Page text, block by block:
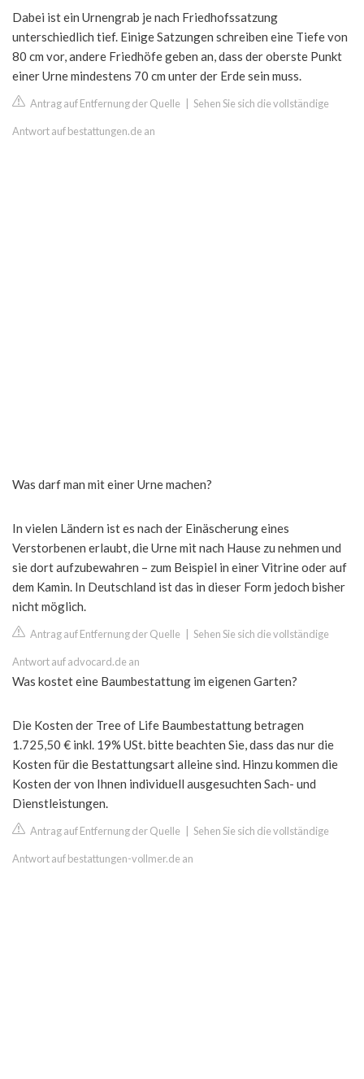
Dabei ist ein Urnengrab je nach Friedhofssatzung
unterschiedlich tief. Einige Satzungen schreiben eine Tiefe von
80 cm vor, andere Friedhöfe geben an, dass der oberste Punkt
einer Urne mindestens 70 cm unter der Erde sein muss.
Antrag auf Entfernung der Quelle Sehen Sie sich die vollständige
Antwort auf bestattungen.de an
Was darf man mit einer Urne machen?
In vielen Ländern ist es nach der Einäscherung eines
Verstorbenen erlaubt, die Urne mit nach Hause zu nehmen und
sie dort aufzubewahren – zum Beispiel in einer Vitrine oder auf
dem Kamin. In Deutschland ist das in dieser Form jedoch bisher
nicht möglich.
Antrag auf Entfernung der Quelle Sehen Sie sich die vollständige
Antwort auf advocard.de an
Was kostet eine Baumbestattung im eigenen Garten?
Die Kosten der Tree of Life Baumbestattung betragen
1.725,50 € inkl. 19% USt. bitte beachten Sie, dass das nur die
Kosten für die Bestattungsart alleine sind. Hinzu kommen die
Kosten der von Ihnen individuell ausgesuchten Sach- und
Dienstleistungen.
Antrag auf Entfernung der Quelle Sehen Sie sich die vollständige
Antwort auf bestattungen-vollmer.de an